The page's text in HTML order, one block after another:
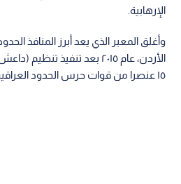
الإرهابية.
وأغلق المعبر الذي يعد أبرز المنافذ
الأردن، عام ٢٠١٥ بعد تنفيذ
١٥ عنصرا من قوات حرس الحدود العراقية.